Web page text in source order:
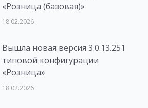
«Розница (базовая)»
18.02.2026
Вышла новая версия 3.0.13.251
типовой конфигурации
«Розница»
18.02.2026